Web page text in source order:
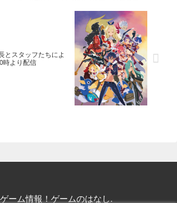
とスタッフたちによ
時より配信
ーム情報！ゲームのはなし.